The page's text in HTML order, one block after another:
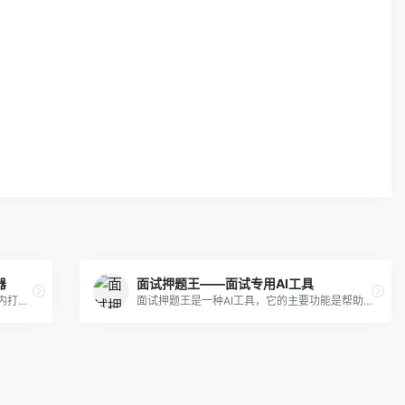
使用CVBee.ai的AI简历生成器，在几分钟内打造专业的简历。
面试押题王——面试专用AI工具
面试押题王是一种AI工具，它的主要功能是帮助求职者准备面试。这款工具利用人工智能技术，根据求职者的技能和背景，自动生成个性化的面试题目和答案。